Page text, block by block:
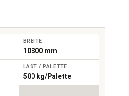
BREITE
10800 mm
LAST / PALETTE
500 kg/Palette